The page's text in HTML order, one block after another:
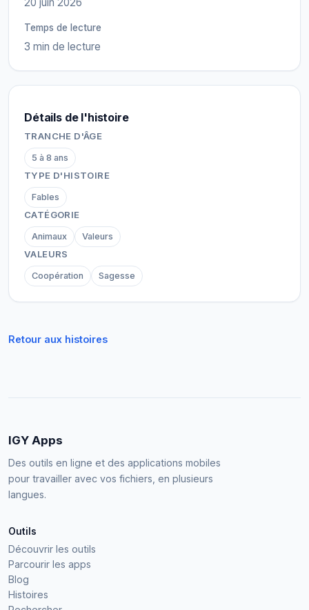
20 juin 2026
Temps de lecture
3 min de lecture
Détails de l'histoire
TRANCHE D'ÂGE
5 à 8 ans
TYPE D'HISTOIRE
Fables
CATÉGORIE
Animaux Valeurs
VALEURS
Coopération Sagesse
Retour aux histoires
IGY Apps
Des outils en ligne et des applications mobiles
pour travailler avec vos fichiers, en plusieurs
langues.
Outils
Découvrir les outils
Parcourir les apps
Blog
Histoires